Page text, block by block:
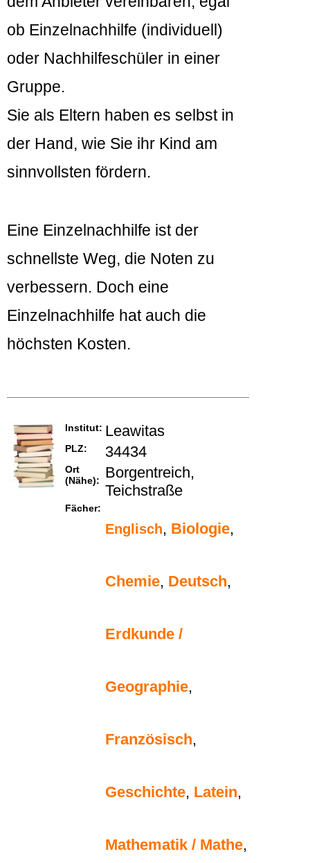
ob Einzelnachhilfe (individuell)
oder Nachhilfeschüler in einer
Gruppe.
Sie als Eltern haben es selbst in
der Hand, wie Sie ihr Kind am
sinnvollsten fördern.
Eine Einzelnachhilfe ist der
schnellste Weg, die Noten zu
verbessern. Doch eine
Einzelnachhilfe hat auch die
höchsten Kosten.
Institut: Leawitas
PLZ: 34434
Ort
(Nähe):
Borgentreich,
Teichstraße
Fächer:
Englisch, Biologie,
Chemie, Deutsch,
Erdkunde /
Geographie,
Französisch,
Geschichte, Latein,
Mathematik / Mathe,